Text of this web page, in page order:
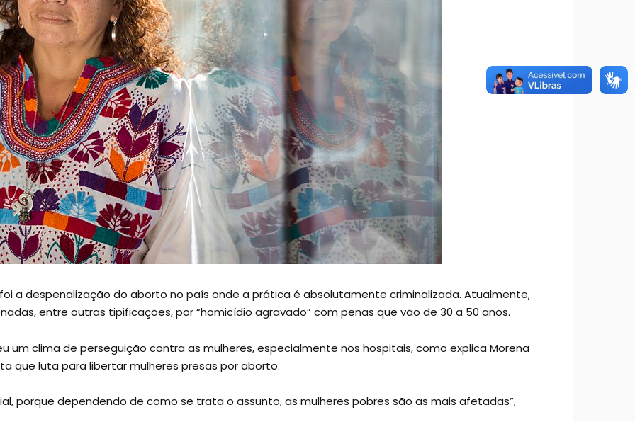
foi a despenalização do aborto no país onde a prática é absolutamente criminalizada. Atualmente,
entre outras tipificações, por “homicídio agravado” com penas que vão de 30 a 50 anos.
um clima de perseguição contra as mulheres, especialmente nos hospitais, como explica Morena
que luta para libertar mulheres presas por aborto.
porque dependendo de como se trata o assunto, as mulheres pobres são as mais afetadas”,